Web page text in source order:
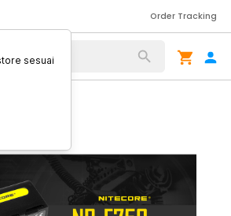
Order Tracking
sesuai